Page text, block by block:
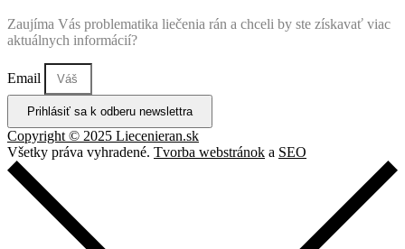
Zaujíma Vás problematika liečenia rán a chceli by ste získavať viac
aktuálnych informácií?
Email
Prihlásiť sa k odberu newslettra
Copyright © 2025 Liecenieran.sk
Všetky práva vyhradené. Tvorba webstránok a SEO